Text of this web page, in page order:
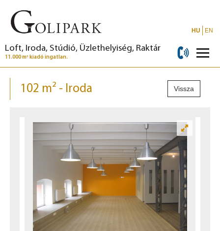
Loft, Iroda, Stúdió, Üzlethelyiség, Raktár
11.000 m2 kiadó ingatlan.
HU EN
102 m² - Iroda Vissza